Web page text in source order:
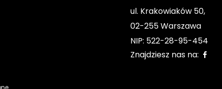
ul. Krakowiaków 50,
02-255 Warszawa
NIP: 522-28-95-454
Znajdziesz nas na: